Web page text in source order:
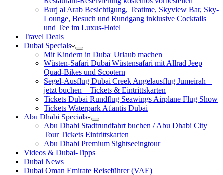
Burj al Arab Besichtigung, Teatime, Skyview Bar, Sky-
Lounge, Besuch und Rundgang inklusive Cocktails
und Tee im Luxus-Hotel
Travel Deals
Dubai Specials
Mit Kindern in Dubai Urlaub machen
Wüsten-Safari Dubai Wüstensafari mit Allrad Jeep
Quad-Bikes und Scootern
Segel-Ausflug Dubai Creek Angelausflug Jumeirah –
jetzt buchen – Tickets & Eintrittskarten
Tickets Dubai Rundflug Seawings Airplane Flug Show
Tickets Waterpark Atlantis Dubai
Abu Dhabi Specials
Abu Dhabi Stadtrundfahrt buchen / Abu Dhabi City
Tour Tickets Eintrittskarten
Abu Dhabi Premium Sightseeingtour
Videos & Dubai-Tipps
Dubai News
Dubai Oman Emirate Reiseführer (VAE)